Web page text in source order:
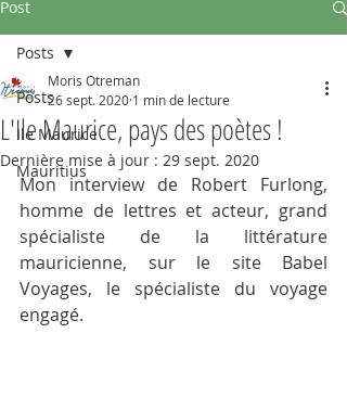
Post
Posts
Ile Maurice
Mauritius
Posts
L'Ile Maurice, pays des poètes !
Moris Otreman
26 sept. 2020 1 min de lecture
Dernière mise à jour : 29 sept. 2020
Mon interview de Robert Furlong,
homme de lettres et acteur, grand
spécialiste de la littérature
mauricienne, sur le site Babel
Voyages, le spécialiste du voyage
engagé.